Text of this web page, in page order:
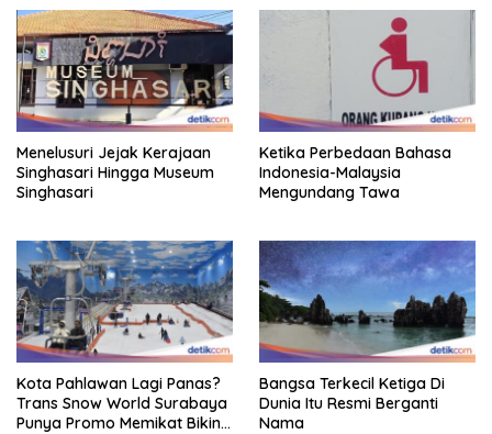
Menelusuri Jejak Kerajaan
Singhasari Hingga Museum
Singhasari
Ketika Perbedaan Bahasa
Indonesia-Malaysia
Mengundang Tawa
Kota Pahlawan Lagi Panas?
Trans Snow World Surabaya
Punya Promo Memikat Bikin
Bangsa Terkecil Ketiga Di
Dunia Itu Resmi Berganti
Nama